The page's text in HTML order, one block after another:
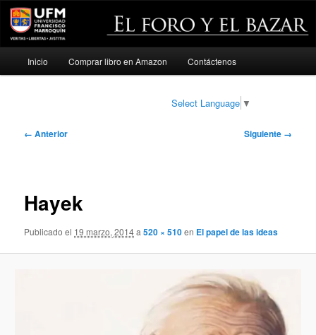
Ir
Inicio Comprar libro en Amazon Contáctenos
Select Language ▼
Navegador
← Anterior Siguiente →
Hayek
Publicado el 19 marzo, 2014a520 × 510en El papel de las ideas